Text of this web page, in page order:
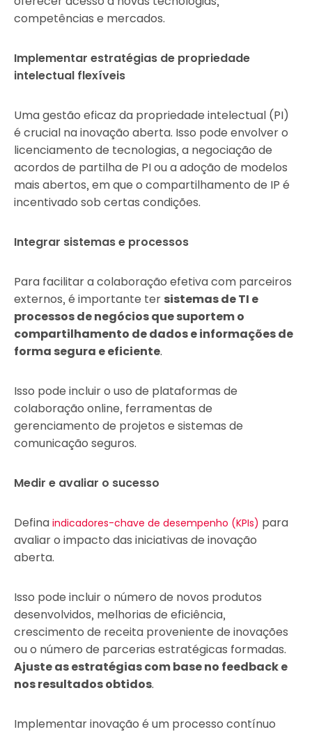
competências e mercados.
Implementar estratégias de propriedade
intelectual flexíveis
Uma gestão eficaz da propriedade intelectual (PI)
é crucial na inovação aberta. Isso pode envolver o
licenciamento de tecnologias, a negociação de
acordos de partilha de PI ou a adoção de modelos
mais abertos, em que o compartilhamento de IP é
incentivado sob certas condições.
Integrar sistemas e processos
Para facilitar a colaboração efetiva com parceiros
externos, é importante ter sistemas de TI e
processos de negócios que suportem o
compartilhamento de dados e informações de
forma segura e eficiente.
Isso pode incluir o uso de plataformas de
colaboração online, ferramentas de
gerenciamento de projetos e sistemas de
comunicação seguros.
Medir e avaliar o sucesso
Defina indicadores-chave de desempenho (KPIs) para
avaliar o impacto das iniciativas de inovação
aberta.
Isso pode incluir o número de novos produtos
desenvolvidos, melhorias de eficiência,
crescimento de receita proveniente de inovações
ou o número de parcerias estratégicas formadas.
Ajuste as estratégias com base no feedback e
nos resultados obtidos.
Implementar inovação é um processo contínuo